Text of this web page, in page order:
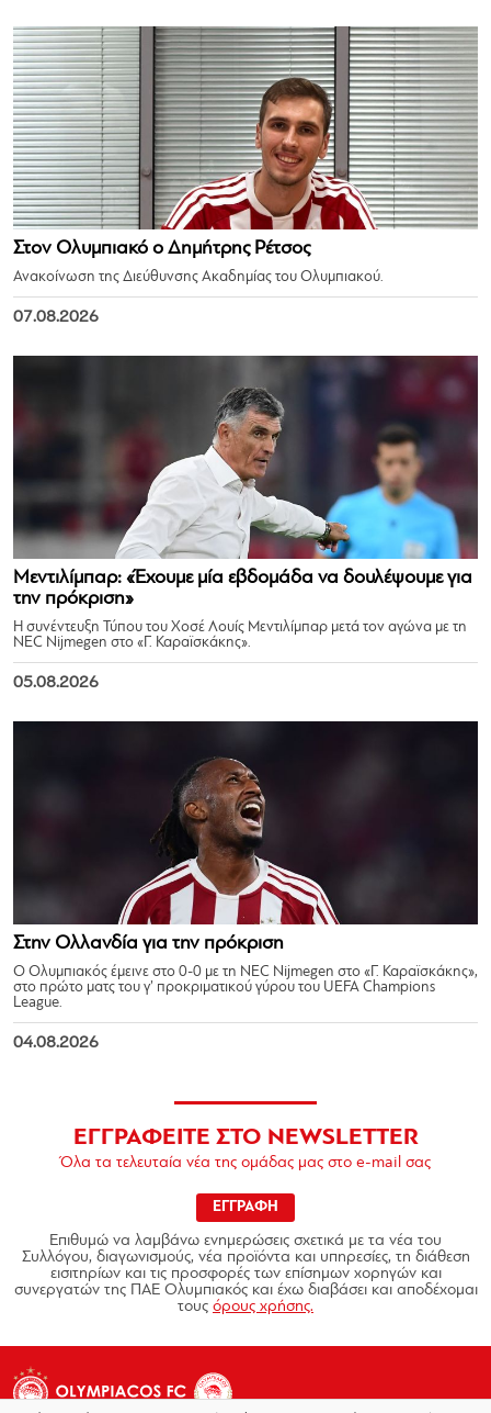
Στον Ολυμπιακό ο Δημήτρης Ρέτσος
Ανακοίνωση της Διεύθυνσης Ακαδημίας του Ολυμπιακού.
07.08.2026
Μεντιλίμπαρ: «Έχουμε μία εβδομάδα να δουλέψουμε για
την πρόκριση»
Η συνέντευξη Τύπου του Χοσέ Λουίς Μεντιλίμπαρ μετά τον αγώνα με τη
NEC Nijmegen στο «Γ. Καραϊσκάκης».
05.08.2026
Στην Ολλανδία για την πρόκριση
Ο Ολυμπιακός έμεινε στο 0-0 με τη NEC Nijmegen στο «Γ. Καραϊσκάκης»,
στο πρώτο ματς του γ’ προκριματικού γύρου του UEFA Champions
League.
04.08.2026
ΕΓΓΡΑΦΕΙΤΕ ΣΤΟ NEWSLETTER
Όλα τα τελευταία νέα της ομάδας μας στο e-mail σας
ΕΓΓΡΑΦΗ
Επιθυμώ να λαμβάνω ενημερώσεις σχετικά με τα νέα του
Συλλόγου, διαγωνισμούς, νέα προϊόντα και υπηρεσίες, τη διάθεση
εισιτηρίων και τις προσφορές των επίσημων χορηγών και
συνεργατών της ΠΑΕ Ολυμπιακός και έχω διαβάσει και αποδέχομαι
τους όρους χρήσης.